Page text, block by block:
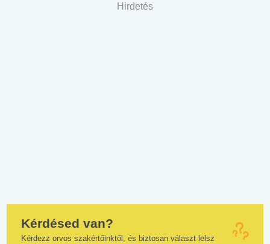
Hirdetés
Kérdésed van?
Kérdezz orvos szakértőinktől, és biztosan választ lelsz